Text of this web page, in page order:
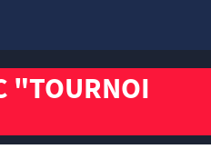
"TOURNOI